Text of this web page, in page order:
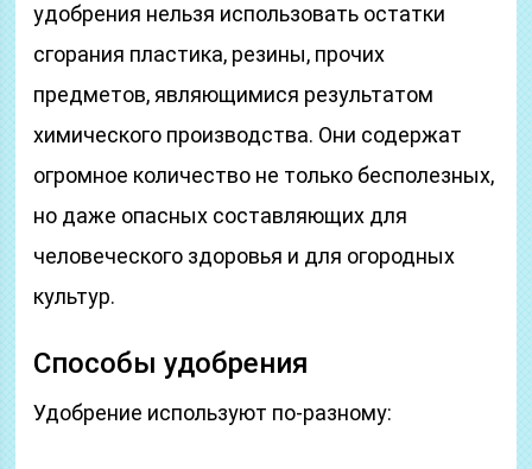
удобрения нельзя использовать остатки
сгорания пластика, резины, прочих
предметов, являющимися результатом
химического производства. Они содержат
огромное количество не только бесполезных,
но даже опасных составляющих для
человеческого здоровья и для огородных
культур.
Способы удобрения
Удобрение используют по-разному: